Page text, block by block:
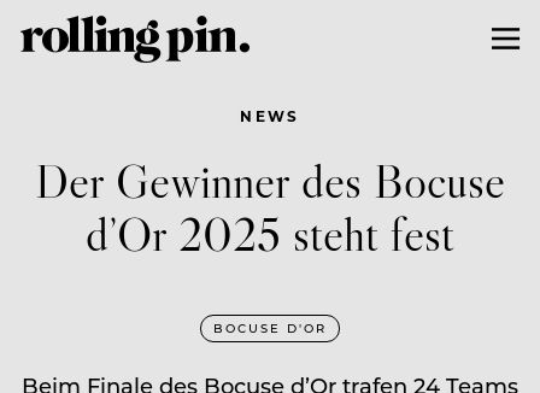
NEWS
Der Gewinner des Bocuse
d’Or 2025 steht fest
BOCUSE D'OR
Beim Finale des Bocuse d’Or trafen 24 Teams